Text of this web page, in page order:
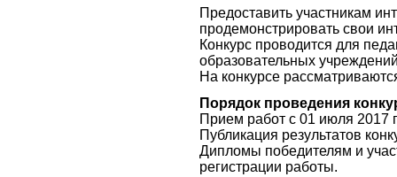
Предоставить участникам
продемонстрировать свои
Конкурс проводится для
образовательных
На конкурсе
Порядок проведения
Прием работ с 01 июля 2017
Публикация результатов
Дипломы победителям и
регистрации работы.